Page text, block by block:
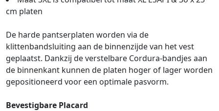
cm platen
De harde pantserplaten worden via de
klittenbandsluiting aan de binnenzijde van het vest
geplaatst. Dankzij de verstelbare Cordura-bandjes aan
de binnenkant kunnen de platen hoger of lager worden
gepositioneerd voor een optimale pasvorm.
Bevestigbare Placard